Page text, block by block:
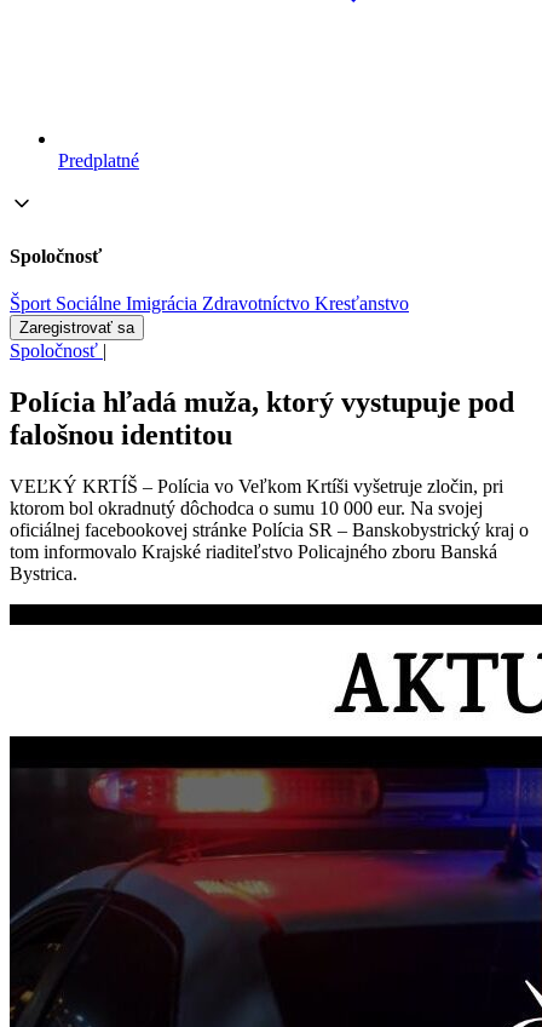
Predplatné
Spoločnosť
Šport Sociálne Imigrácia Zdravotníctvo Kresťanstvo
Zaregistrovať sa
Spoločnosť |
Polícia hľadá muža, ktorý vystupuje pod
falošnou identitou
VEĽKÝ KRTÍŠ – Polícia vo Veľkom Krtíši vyšetruje zločin, pri
ktorom bol okradnutý dôchodca o sumu 10 000 eur. Na svojej
oficiálnej facebookovej stránke Polícia SR – Banskobystrický kraj o
tom informovalo Krajské riaditeľstvo Policajného zboru Banská
Bystrica.